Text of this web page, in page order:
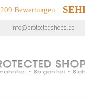
209 Bewertungen
info@protectedshops.de